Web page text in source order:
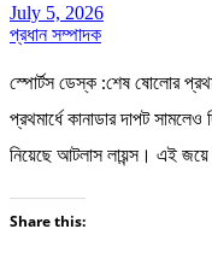
July 5, 2026
প্রধান সম্পাদক
স্পোর্টস ডেস্ক :শেষ ষোলোর
প্রথমার্ধে কানাডার দাপট
নিয়েছে আটলাস লায়ন্স। এই জয়ে
Share this: